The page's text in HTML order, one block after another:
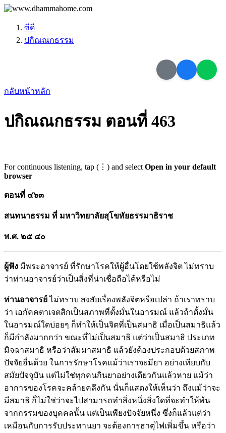
ซีดี
ปกิณณกธรรม
กลับหน้าหลัก
ปกิณณกธรรม ตอนที่ 463
For continuous listening, tap (⋮) and select Open in your default
browser
ตอนที่ ๔๖๓
สนทนาธรรม ที่ มหาวิทยาลัยสุโขทัยธรรมาธิราช
พ.ศ. ­๒๕ ๔๐
ผู้ฟัง มีพระอาจารย์ ที่รักษาโรคให้ผู้อื่นโดยใช้พลังจิต ไม่ทราบ
ว่าท่านอาจารย์ว่าเป็นสิ่งที่น่าเชื่อถือได้หรือไม่
ท่านอาจารย์ไม่ทราบ สงสัยเรื่องพลังจิตหรือเปล่า ถ้าเราทราบ
ว่า เอกัคคตาเจตสิกเป็นสภาพที่ตั้งมั่นในอารมณ์ แล้วถ้าตั้งมั่น
ในอารมณ์ใดบ่อยๆ ก็ทำให้เป็นจิตที่เป็นสมาธิ เมื่อเป็นสมาธิแล้ว
ก็มีกำลังมากกว่า ขณะที่ไม่เป็นสมาธิ แต่ว่าเป็นสมาธิ ประเภท
มิจฉาสมาธิ หรือว่าสัมมาสมาธิ แล้วยังต้องประกอบด้วยสภาพ
ปัจจัยอื่นด้วย ในการรักษาโรคแม้ว่าเราจะมียา อย่างเทียบกับ
สมัยปัจจุบัน แต่ไม่ใช่ทุกคนกินยาอย่างเดียวกันแล้วหาย แม้ว่า
อาการของโรคจะคล้ายคลึงกัน นั่นก็แสดงให้เห็นว่า ถึงแม้ว่าจะ
มีสมาธิ ก็ไม่ใช่ว่าจะไปสามารถทำสิ่งหนึ่งสิ่งใดที่จะทำให้พ้น
จากกรรมของบุคคลนั้น แต่เป็นเพียงปัจจัยหนึ่ง ซึ่งก็แล้วแต่ว่า
เหมือนกับการรับประทานยา จะต้องการธาตุไฟเพิ่มขึ้น หรือว่า